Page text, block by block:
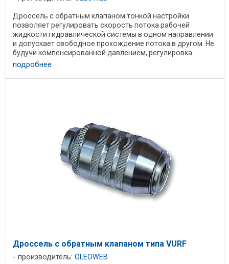
Дроссель с обратным клапаном тонкой настройки
позволяет регулировать скорость потока рабочей
жидкости гидравлической системы в одном направлении
и допускает свободное прохождение потока в другом. Не
будучи компенсированной давлением, регулировка ...
подробнее
Дроссель с обратным клапаном типа VURF
производитель: OLEOWEB